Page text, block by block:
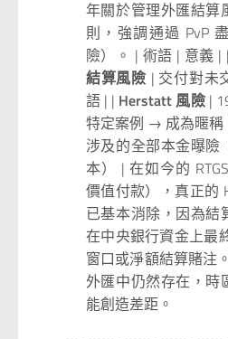
年關於管理外匯結算
則，強調通過 PvP
險）。 | 術語 | 意
結算風險 | 交付對未
語 | | Herstatt 風險|
特定案例 → 成為暱
涉及的全部本金曝險
本） | 在如今的
價值付款），真正的
已基本消除，因為結
在中央銀行資金上
窗口或淨額結算賭注
外匯中仍然存在，時
能創造差距。